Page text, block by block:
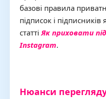
базові правила
підписок і
статтіЯк приховати
Instagram.
Нюанси перегляду